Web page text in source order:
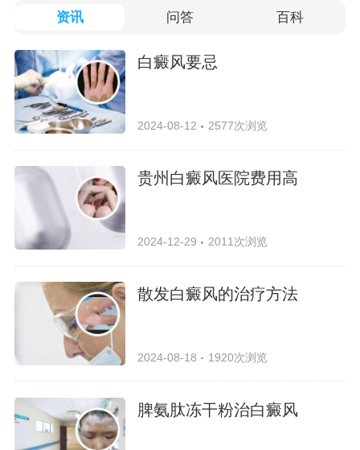
资讯 问答 百科
白癜风要忌
2024-08-12 2577次浏览
贵州白癜风医院费用高
2024-12-29 2011次浏览
散发白癜风的治疗方法
2024-08-18 1920次浏览
脾氨肽冻干粉治白癜风